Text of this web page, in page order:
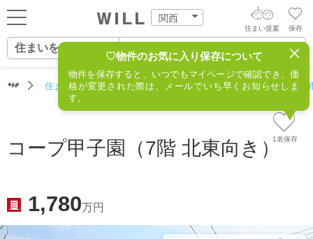
関西
ログイン
新規会員登録
住まいをつくる
保存
住まい提案
住まいをさがす
住まいをさがす
住まい事例をさが
AIウィルくんの提案
AI住まい提案を受ける
価格査定を依頼する
住まいをさがす（関西） 住所からさがす 不動産(西宮
♡物件のお気に入り保存について
物件を保存すると、いつでもマイページで確認でき、価
格が変更された際は、メールでいち早くお知らせしま
す。
1名保存
コープ甲子園（7階 北東向き）
1,780万円